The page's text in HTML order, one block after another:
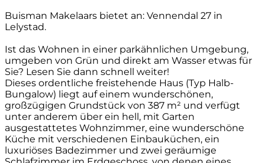
Buisman Makelaars bietet an: Vennendal 27 in
Lelystad.
Ist das Wohnen in einer parkähnlichen Umgebung,
umgeben von Grün und direkt am Wasser etwas für
Sie? Lesen Sie dann schnell weiter!
Dieses ordentliche freistehende Haus (Typ Halb-
Bungalow) liegt auf einem wunderschönen,
großzügigen Grundstück von 387 m² und verfügt
unter anderem über ein hell, mit Garten
ausgestattetes Wohnzimmer, eine wunderschöne
Küche mit verschiedenen Einbauküchen, ein
luxuriöses Badezimmer und zwei geräumige